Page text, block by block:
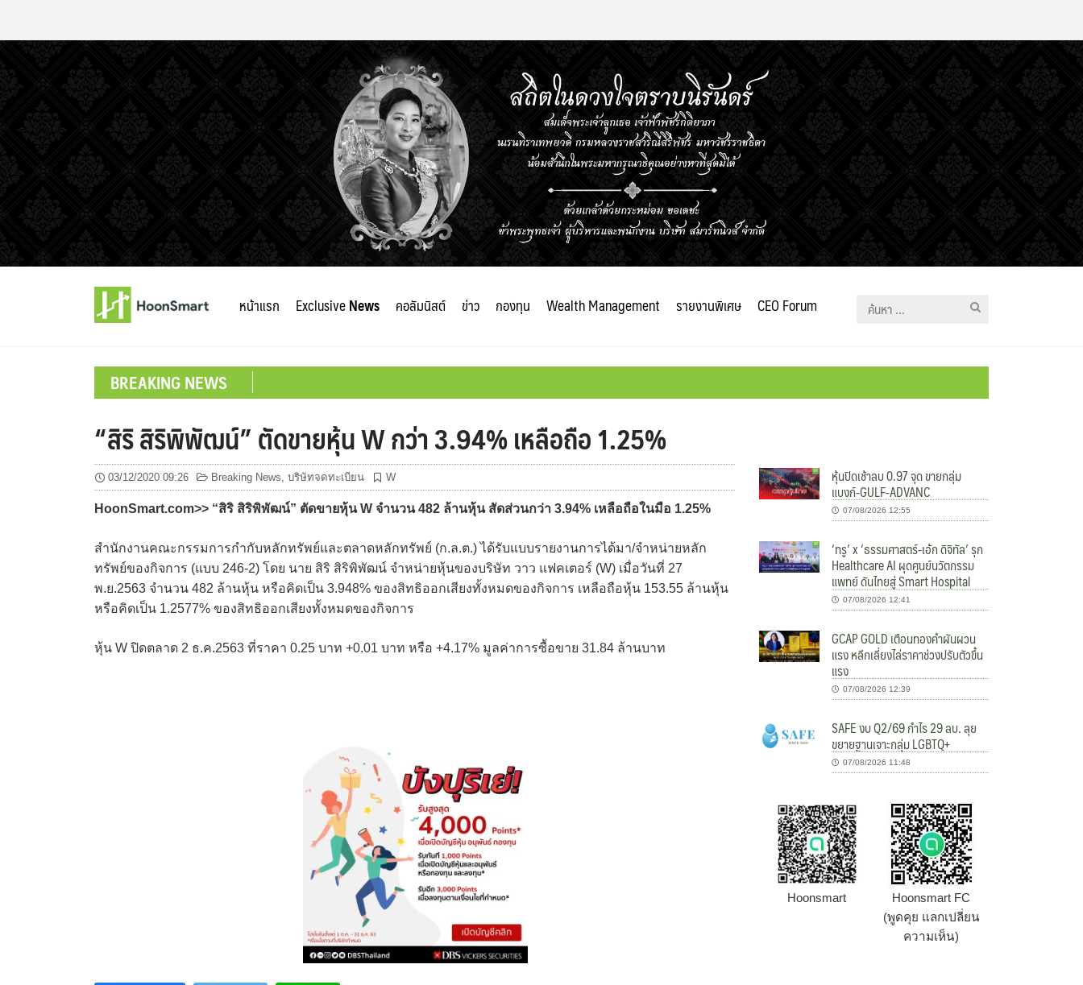
หน้าแรก ExclusiveNews คอลัมนิสต์ ข่าว กองทุน Wealth Management รายงานพิเศษ CEO Forum
ค้นหา
BREAKING NEWS
“สิริ สิริพิพัฒน์” ตัดขายหุ้น W กว่า 3.94% เหลือถือ 1.25%
03/12/2020 09:26 Breaking News, บริษัทจดทะเบียน W
HoonSmart.com>> “สิริ สิริพิพัฒน์” ตัดขายหุ้น W จำนวน 482 ล้านหุ้น สัดส่วนกว่า 3.94% เหลือถือในมือ 1.25%
สำนักงานคณะกรรมการกำกับหลักทรัพย์และตลาดหลักทรัพย์ (ก.ล.ต.) ได้รับแบบรายงานการได้มา/จำหน่ายหลัก
ทรัพย์ของกิจการ (แบบ 246-2) โดย นาย สิริ สิริพิพัฒน์ จำหน่ายหุ้นของบริษัท วาว แฟคเตอร์ (W) เมื่อวันที่ 27
พ.ย.2563 จำนวน 482 ล้านหุ้น หรือคิดเป็น 3.948% ของสิทธิออกเสียงทั้งหมดของกิจการ เหลือถือหุ้น 153.55 ล้านหุ้น
หรือคิดเป็น 1.2577% ของสิทธิออกเสียงทั้งหมดของกิจการ
หุ้น W ปิดตลาด 2 ธ.ค.2563 ที่ราคา 0.25 บาท +0.01 บาท หรือ +4.17% มูลค่าการซื้อขาย 31.84 ล้านบาท
หุ้นปิดเช้าลบ 0.97 จุด ขายกลุ่ม
แบงก์-GULF-ADVANC
07/08/2026 12:55
‘ทรู’ x ‘ธรรมศาสตร์-เอ้ก ดิจิทัล’ รุก
Healthcare AI ผุดศูนย์นวัตกรรม
แพทย์ ดันไทยสู่ Smart Hospital
07/08/2026 12:41
GCAP GOLD เตือนทองคำผันผวน
แรง หลีกเลี่ยงไล่ราคาช่วงปรับตัวขึ้น
แรง
07/08/2026 12:39
SAFE งบ Q2/69 กำไร 29 ลบ. ลุย
ขยายฐานเจาะกลุ่ม LGBTQ+
07/08/2026 11:48
Hoonsmart
Hoonsmart FC
(พูดคุย แลกเปลี่ยน
ความเห็น)